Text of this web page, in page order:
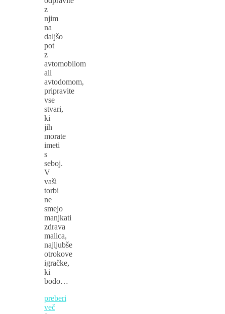
z
njim
na
daljšo
pot
z
avtomobilom
ali
avtodomom,
pripravite
vse
stvari,
ki
jih
morate
imeti
s
seboj.
V
vaši
torbi
ne
smejo
manjkati
zdrava
malica,
najljubše
otrokove
igračke,
ki
bodo…
preberi
več